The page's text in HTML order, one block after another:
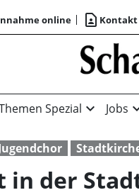
online contact_page Kontakt
Spezial expand_more Jobs
in der